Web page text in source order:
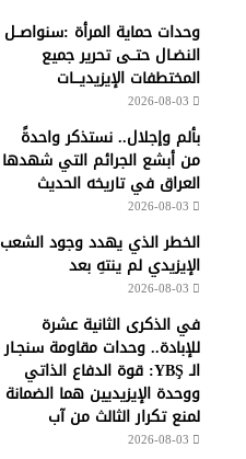
وحدات حماية المرأة :سنواصــل
النضـال حتــى تحرير جميع
المختطفات الإيزيديـــات
2026-08-03
بألم وإجلال.. نستذكر واحدةً
من أبشع الجرائم التي شهدها
العراق في تاريخه الحديث
2026-08-03
الخطر الذي يهدد وجود الشعب
الإيزيدي لم ينتهِ بعد
2026-08-03
في الذكرى الثانية عشرة
للإبادة.. وحدات مقاومة سنجـار
الـ YBŞ: قوة الدفاع الذاتي
ووحدة الإيزيديين هما الضمانة
لمنع تكرار الثالث من آب
2026-08-03